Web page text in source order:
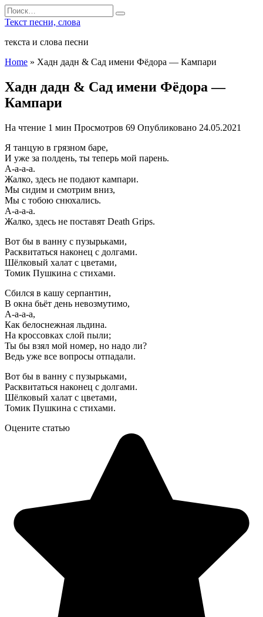
Перейти
к
Search
for:
Текст песни, слова
текста и слова песни
Home » Хадн дадн & Сад имени Фёдора — Кампари
Хадн дадн & Сад имени Фёдора —
Кампари
На чтение 1 мин Просмотров 69 Опубликовано 24.05.2021
Я танцую в грязном баре,
И уже за полдень, ты теперь мой парень.
А-а-а-а.
Жалко, здесь не подают кампари.
Мы сидим и смотрим вниз,
Мы с тобою снюхались.
А-а-а-а.
Жалко, здесь не поставят Death Grips.
Вот бы в ванну с пузырьками,
Расквитаться наконец с долгами.
Шёлковый халат с цветами,
Томик Пушкина с стихами.
Сбился в кашу серпантин,
В окна бьёт день невозмутимо,
А-а-а-а,
Как белоснежная льдина.
На кроссовках слой пыли;
Ты бы взял мой номер, но надо ли?
Ведь уже все вопросы отпадали.
Вот бы в ванну с пузырьками,
Расквитаться наконец с долгами.
Шёлковый халат с цветами,
Томик Пушкина с стихами.
Оцените статью